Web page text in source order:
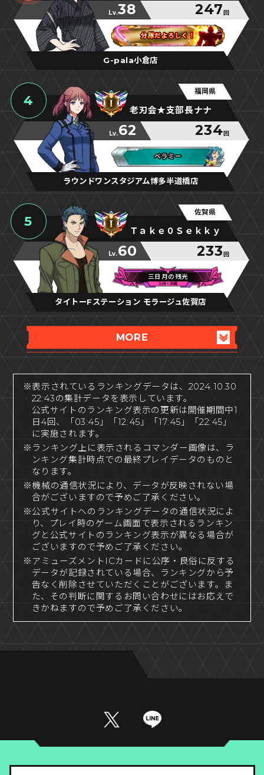
Lv.38 247 回
分隊だよろしく！
分隊だよろしく！
分隊だよろしく！
G-pala小倉店
4
福岡県
老刃会★支部長ナナ
Lv.62 234 回
ベラミー
ベラミー
ベラミー
ラウンドワンスタジアム博多半道橋店
5
佐賀県
Ｔａｋｅ０Ｓｅｋｋｙ
Lv.60 233 回
三日月の残光
三日月の残光
三日月の残光
タイトーFステーション モラージュ佐賀店
MORE
※表示されているランキングデータは、2024.10.30
22:43の集計データを表示しています。
公式サイトのランキング表示の更新は開催期間中1
日4回、「03:45」「12:45」「17:45」「22:45」
に実施されます。
※ランキング上に表示されるコマンダー画像は、ラ
ンキング集計時点での最終プレイデータのものと
なります。
※機械の通信状況により、データが反映されない場
合がございますので予めご了承ください。
※公式サイトへのランキングデータの通信状況によ
り、プレイ時のゲーム画面で表示されるランキン
グと公式サイトのランキング表示が異なる場合が
ございますので予めご了承ください。
※アミューズメントICカードに公序・良俗に反する
データが記録されている場合、ランキングから予
告なく削除させていただくことがございます。ま
た、その判断に関するお問い合わせにはお応えで
きかねますので予めご了承ください。